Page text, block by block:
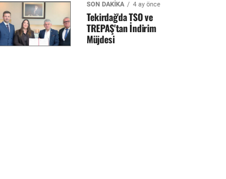
SON DAKİKA 4 ay önce
Tekirdağ'da TSO ve
TREPAŞ'tan İndirim
Müjdesi